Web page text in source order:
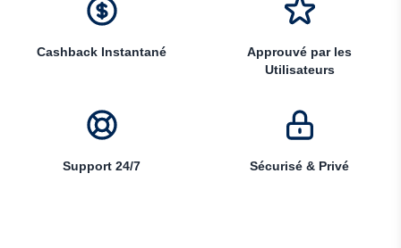
Cashback Instantané
Approuvé par les
Utilisateurs
Support 24/7 Sécurisé & Privé